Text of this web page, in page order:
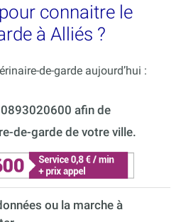
connaitre le
à Alliés ?
de-garde aujourd’hui :
afin de
de-garde de votre ville.
ou la marche à